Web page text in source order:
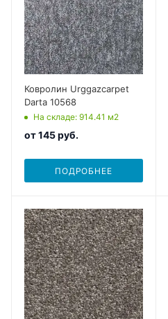
Ковролин Urggazcarpet
Darta 10568
На складе: 914.41 м2
от145 руб.
ПОДРОБНЕЕ